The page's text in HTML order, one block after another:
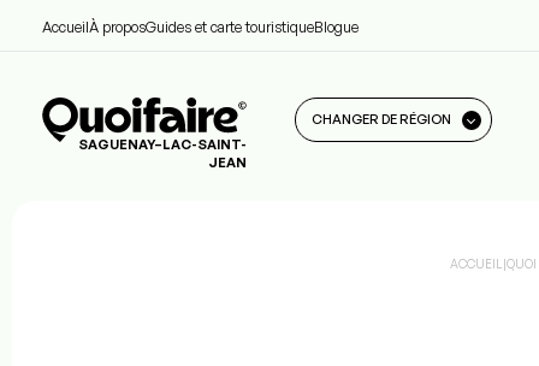
AccueilÀ proposGuides et carte touristiqueBlogue
SAGUENAY–LAC-SAINT-
JEAN
CHANGER DE RÉGION
ACCUEIL |QUOI